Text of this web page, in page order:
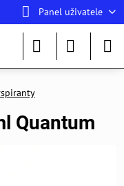
Panel uživatele
Quantum